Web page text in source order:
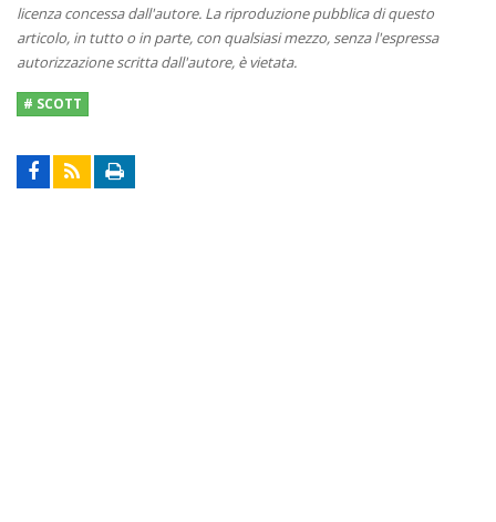
licenza concessa dall'autore. La riproduzione pubblica di questo
articolo, in tutto o in parte, con qualsiasi mezzo, senza l'espressa
autorizzazione scritta dall'autore, è vietata.
# SCOTT